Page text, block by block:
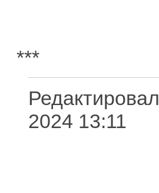
***
Редактировал
2024 13:11